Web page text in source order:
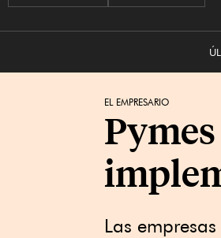
EL EMPRESARIO
Las